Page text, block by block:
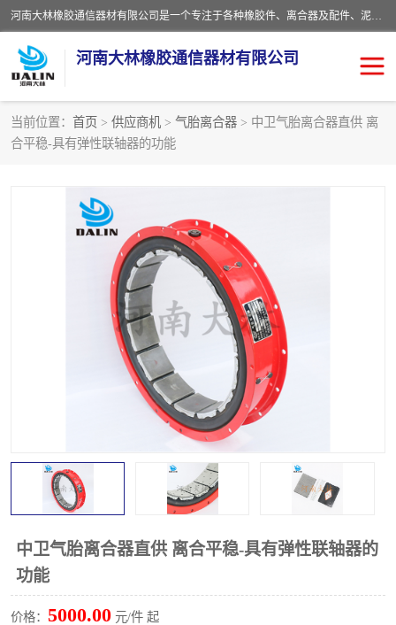
河南大林橡胶通信器材有限公司是一个专注于各种橡胶件、离合器及配件、泥浆泵及配件等产品设计制造和加工的企业。产品应用于矿山、冶金、石油、钢铁、化工、水泥、船舶、造纸、通用机械等各种大功率机械传动或制动装置。
河南大林橡胶通信器材有限公司
当前位置： 首页 > 供应商机 > 气胎离合器 > 中卫气胎离合器直供 离
合平稳-具有弹性联轴器的功能
中卫气胎离合器直供 离合平稳-具有弹性联轴器的
功能
价格： 5000.00 元/件 起
推盘离合器
VC离合器
PO隔膜离合器 气胎离合器
泥浆泵空气包胶囊 气动元件
DY隔膜式离合器 CB离合器
实芯轮胎
联轴器
液力端配件